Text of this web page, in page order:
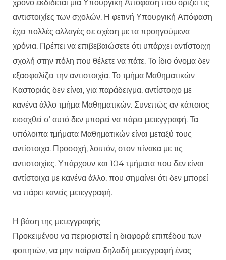
χρόνο εκδίδεται μία Υπουργική Απόφαση που ορίζει τις
αντιστοιχίες των σχολών. Η φετινή Υπουργική Απόφαση
έχει πολλές αλλαγές σε σχέση με τα προηγούμενα
χρόνια. Πρέπει να επιβεβαιώσετε ότι υπάρχει αντίστοιχη
σχολή στην πόλη που θέλετε να πάτε. Το ίδιο όνομα δεν
εξασφαλίζει την αντιστοιχία. Το τμήμα Μαθηματικών
Καστοριάς δεν είναι, για παράδειγμα, αντίστοιχο με
κανένα άλλο τμήμα Μαθηματικών. Συνεπώς αν κάποιος
εισαχθεί σ’ αυτό δεν μπορεί να πάρει μετεγγραφή. Τα
υπόλοιπα τμήματα Μαθηματικών είναι μεταξύ τους
αντίστοιχα. Προσοχή, λοιπόν, στον πίνακα με τις
αντιστοιχίες. Υπάρχουν και 104 τμήματα που δεν είναι
αντίστοιχα με κανένα άλλο, που σημαίνει ότι δεν μπορεί
να πάρει κανείς μετεγγραφή.
Η βάση της μετεγγραφής
Προκειμένου να περιοριστεί η διαφορά επιπέδου των
φοιτητών, να μην παίρνει δηλαδή μετεγγραφή ένας